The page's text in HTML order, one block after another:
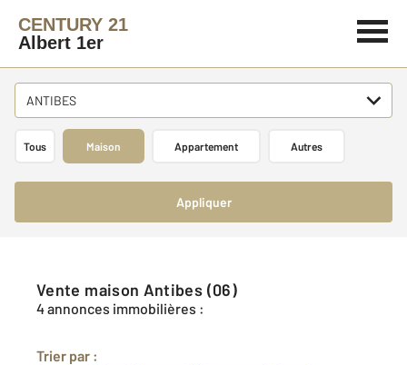
CENTURY 21
Albert 1er
ANTIBES
Tous Maison Appartement Autres
Appliquer
Vente maison Antibes (06)
4 annonces immobilières :
Trier par :